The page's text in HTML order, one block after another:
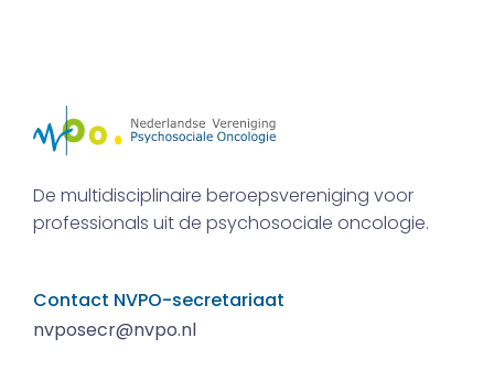
De multidisciplinaire beroepsvereniging voor
professionals uit de psychosociale oncologie.
Contact NVPO-secretariaat
nvposecr@nvpo.nl